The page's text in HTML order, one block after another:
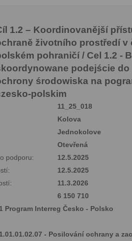
1.2 – Koordinovanější
životního prostředí v
pohraničí / Cel 1.2 -
podejście do
środowiska na
polskim
11_25_018
Kolova
Jednokolove
Otevřená
podporu:
12.5.2025
12.5.2025
11.3.2026
6 150 710
Program Interreg Česko - Polsko
- Posilování ochrany a